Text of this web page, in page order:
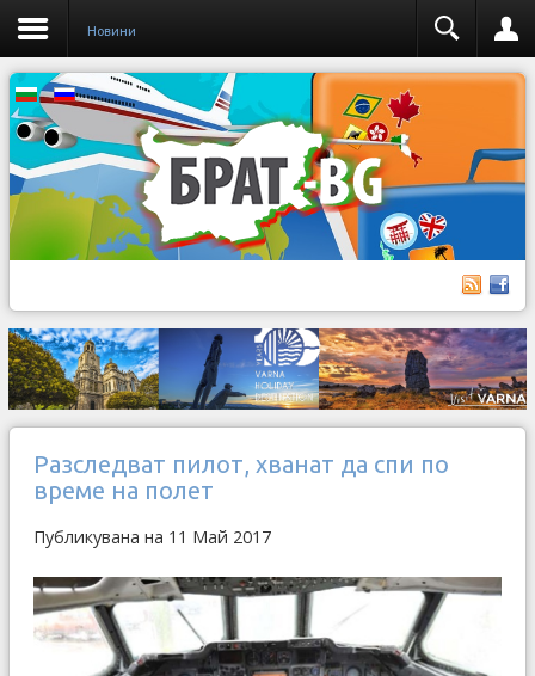
Новини
Разследват пилот, хванат да спи по
време на полет
Публикувана на 11 Май 2017